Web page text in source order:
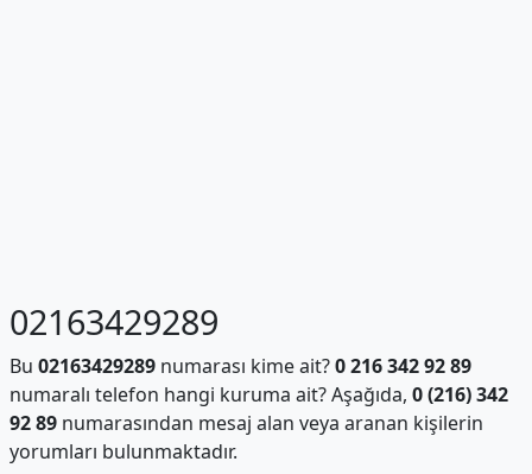
02163429289
Bu 02163429289numarası kime ait?0 216 342 92 89
numaralı telefon hangi kuruma ait? Aşağıda, 0 (216) 342
92 89numarasından mesaj alan veya aranan kişilerin
yorumları bulunmaktadır.